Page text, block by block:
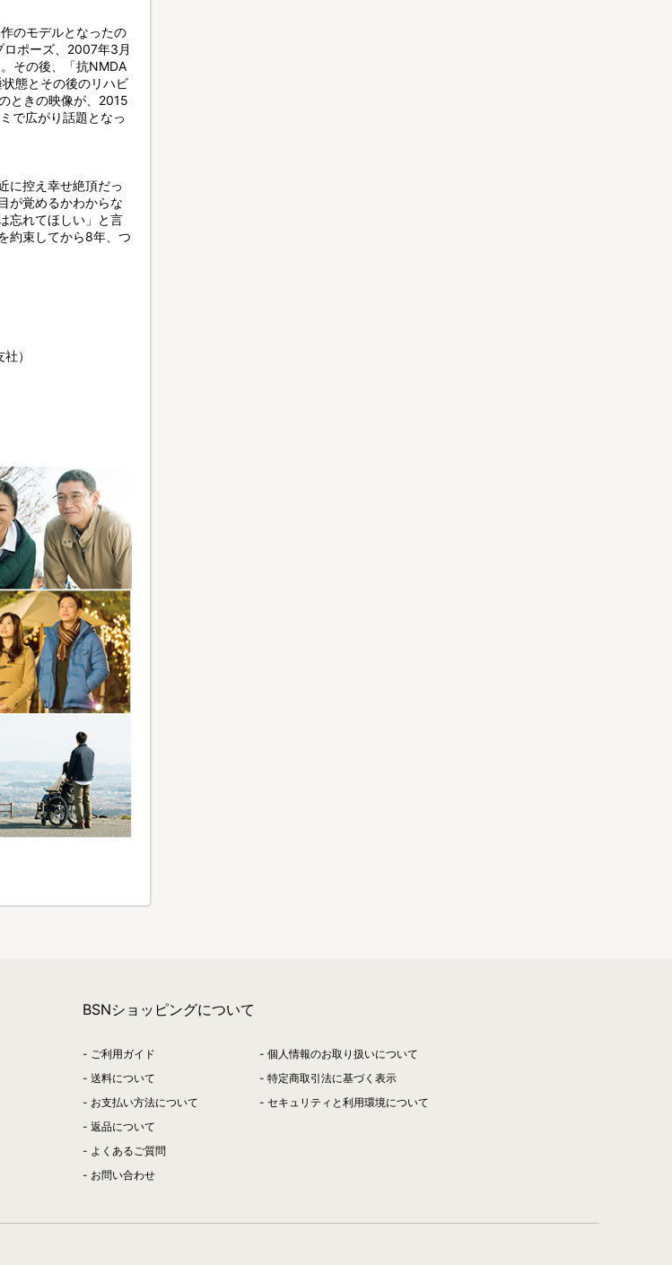
のモデルとなったの
ロポーズ、2007年3月
その後、「抗NMDA
態とその後のリハビ
ときの映像が、2015
で広がり話題となっ
に控え幸せ絶頂だっ
が覚めるかわからな
忘れてほしい」と言
約束してから8年、つ
）
BSNショッピングについて
ご利用ガイド
送料について
お支払い方法について
返品について
よくあるご質問
お問い合わせ
個人情報のお取り扱いについて
特定商取引法に基づく表示
セキュリティと利用環境について